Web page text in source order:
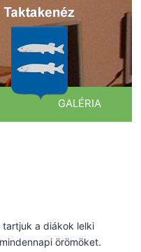
GALÉRIA
tartjuk a diákok lelki
örömöket.